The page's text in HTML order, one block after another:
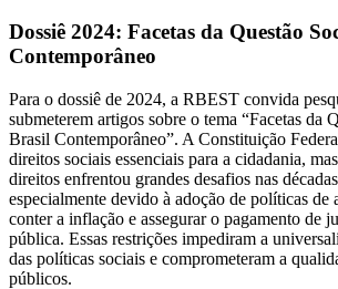
Dossiê 2024: Facetas da Questão
Contemporâneo
Para o dossiê de 2024, a RBEST convida
submeterem artigos sobre o tema “Facetas da
Brasil Contemporâneo”. A Constituição
direitos sociais essenciais para a cidadania,
direitos enfrentou grandes desafios nas
especialmente devido à adoção de políticas de
conter a inflação e assegurar o pagamento de
pública. Essas restrições impediram a
das políticas sociais e comprometeram a
públicos.